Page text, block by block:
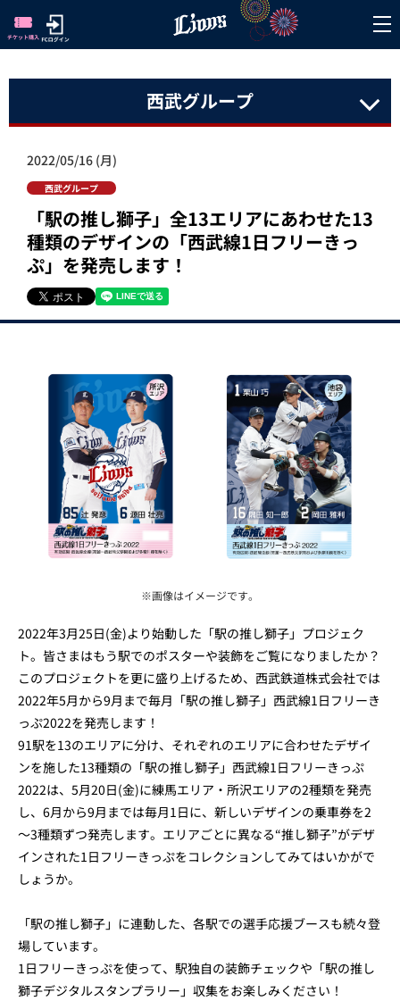
西武グループ
2022/05/16 (月)
西武グループ
「駅の推し獅子」全13エリアにあわせた13
種類のデザインの「西武線1日フリーきっ
ぷ」を発売します！
※画像はイメージです。
2022年3月25日(金)より始動した「駅の推し獅子」プロジェク
ト。皆さまはもう駅でのポスターや装飾をご覧になりましたか？
このプロジェクトを更に盛り上げるため、西武鉄道株式会社では
2022年5月から9月まで毎月「駅の推し獅子」西武線1日フリーき
っぷ2022を発売します！
91駅を13のエリアに分け、それぞれのエリアに合わせたデザイ
ンを施した13種類の「駅の推し獅子」西武線1日フリーきっぷ
2022は、5月20日(金)に練馬エリア・所沢エリアの2種類を発売
し、6月から9月までは毎月1日に、新しいデザインの乗車券を2
～3種類ずつ発売します。エリアごとに異なる“推し獅子”がデザ
インされた1日フリーきっぷをコレクションしてみてはいかがで
しょうか。
「駅の推し獅子」に連動した、各駅での選手応援ブースも続々登
場しています。
1日フリーきっぷを使って、駅独自の装飾チェックや「駅の推し
獅子デジタルスタンプラリー」収集をお楽しみください！